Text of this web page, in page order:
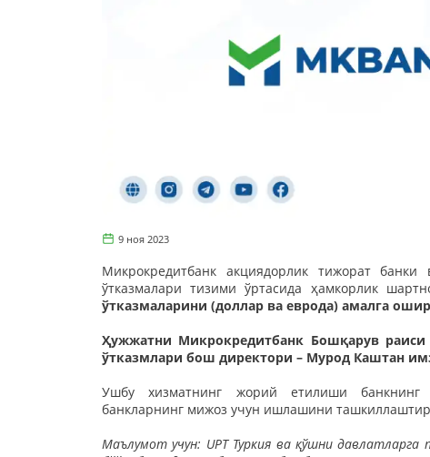
9 ноя 2023
Микрокредитбанк акциядорлик тижорат
ўтказмалари тизими ўртасида ҳамкорлик
ўтказмаларини (доллар ва еврода) амалга
Ҳужжатни Микрокредитбанк Бошқарув
ўтказмлари бош директори – Мурод Каштан
Ушбу хизматнинг жорий етилиши банкнинг
банкларнинг мижоз учун ишлашини
Маълумот учун: UPT Туркия ва қўшни давлатларга